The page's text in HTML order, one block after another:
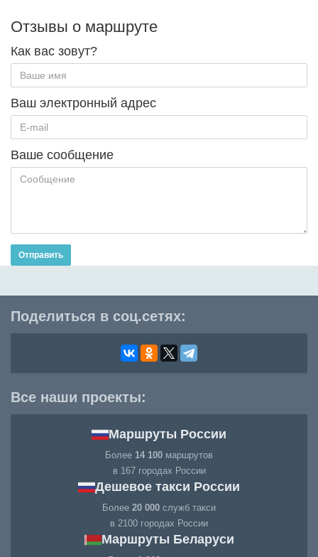
Отзывы о маршруте
Как вас зовут?
Ваш электронный адрес
Ваше сообщение
Отправить
Поделиться в соц.сетях:
Все наши проекты:
Маршруты России
Более 14 100 маршрутов
в 167 городах России
Дешевое такси России
Более 20 000 служб такси
в 2100 городах России
Маршруты Беларуси